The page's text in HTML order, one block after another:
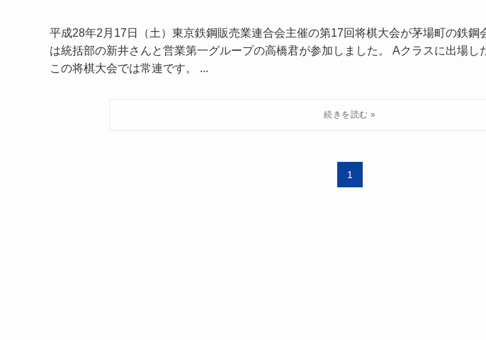
平成28年2月17日（土）東京鉄鋼販売業連合会主催の第17回将棋大会が茅場町の鉄鋼
は統括部の新井さんと営業第一グループの高橋君が参加しました。 Aクラスに出場し
この将棋大会では常連です。 ...
1